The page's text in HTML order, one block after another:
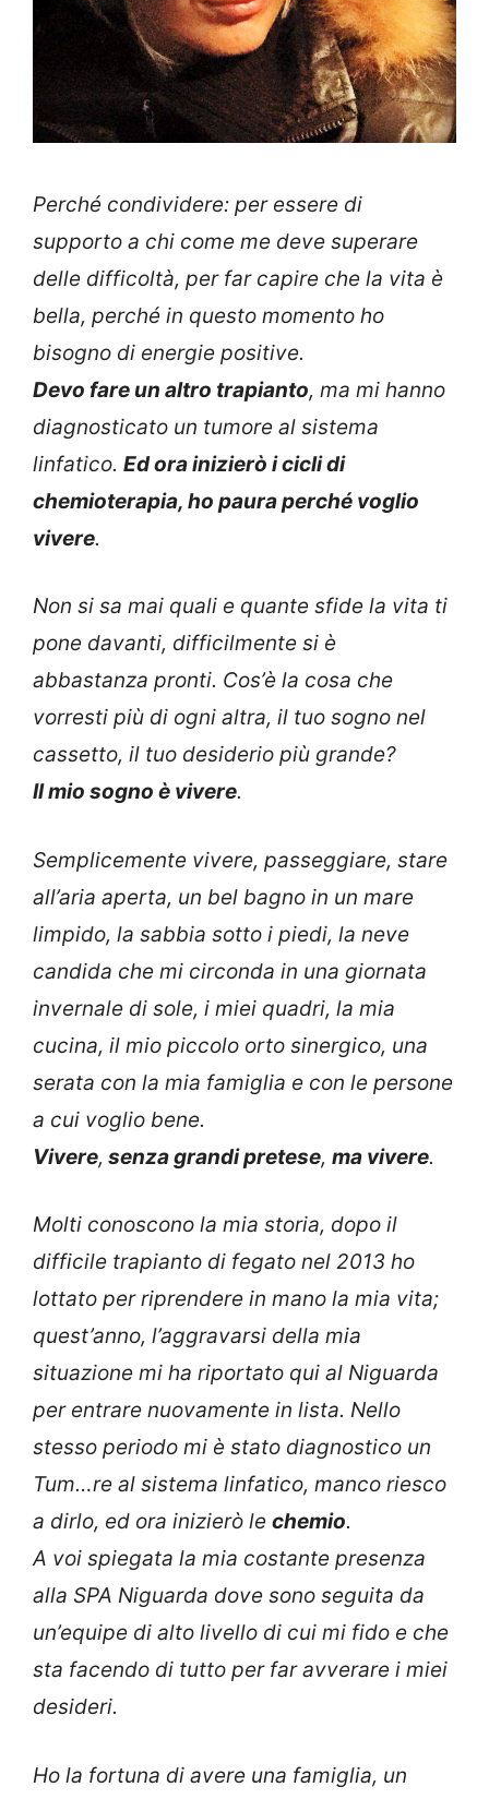
Perché condividere: per essere di
supporto a chi come me deve superare
delle difficoltà, per far capire che la vita è
bella, perché in questo momento ho
bisogno di energie positive.
Devo fare un altro trapianto, ma mi hanno
diagnosticato un tumore al sistema
linfatico. Ed ora inizierò i cicli di
chemioterapia, ho paura perché voglio
vivere.
Non si sa mai quali e quante sfide la vita ti
pone davanti, difficilmente si è
abbastanza pronti. Cos’è la cosa che
vorresti più di ogni altra, il tuo sogno nel
cassetto, il tuo desiderio più grande?
Il mio sogno è vivere.
Semplicemente vivere, passeggiare, stare
all’aria aperta, un bel bagno in un mare
limpido, la sabbia sotto i piedi, la neve
candida che mi circonda in una giornata
invernale di sole, i miei quadri, la mia
cucina, il mio piccolo orto sinergico, una
serata con la mia famiglia e con le persone
a cui voglio bene.
Vivere, senza grandi pretese, ma vivere.
Molti conoscono la mia storia, dopo il
difficile trapianto di fegato nel 2013 ho
lottato per riprendere in mano la mia vita;
quest’anno, l’aggravarsi della mia
situazione mi ha riportato qui al Niguarda
per entrare nuovamente in lista. Nello
stesso periodo mi è stato diagnostico un
Tum…re al sistema linfatico, manco riesco
a dirlo, ed ora inizierò le chemio.
A voi spiegata la mia costante presenza
alla SPA Niguarda dove sono seguita da
un’equipe di alto livello di cui mi fido e che
sta facendo di tutto per far avverare i miei
desideri.
Ho la fortuna di avere una famiglia, un